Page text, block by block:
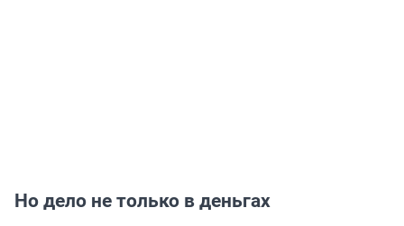
Но дело не только в деньгах